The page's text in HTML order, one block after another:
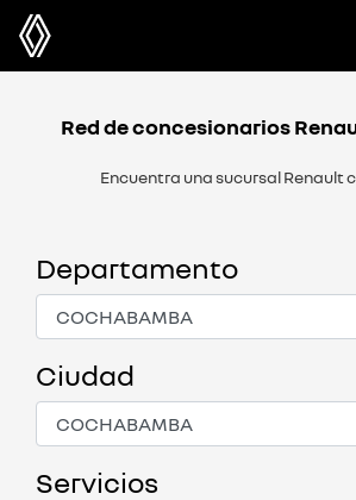
Red de concesionarios
Encuentra una sucursal Renault
Departamento
Ciudad
Servicios